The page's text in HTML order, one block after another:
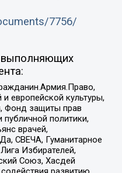
7756/
выполняющих
европейской культуры,
Фонд защиты прав
политики,
врачей,
СВЕЧА, Гуманитарное
Избирателей,
Союз, Хасдей